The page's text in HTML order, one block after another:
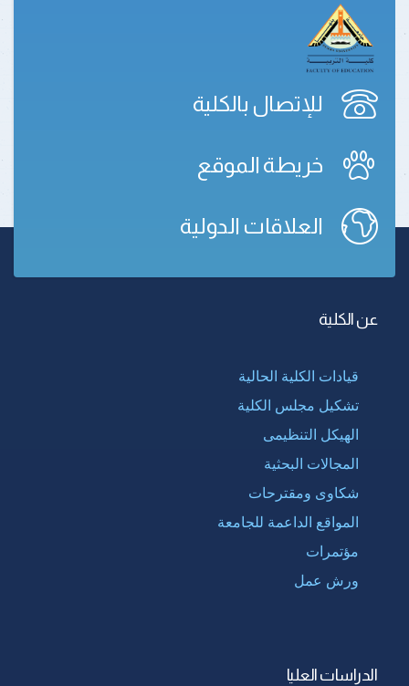
للإتصال بالكلية
خريطة الموقع
العلاقات الدولية
عن الكلية
قيادات الكلية الحالية
تشكيل مجلس الكلية
الهيكل التنظيمى
المجالات البحثية
شكاوى ومقترحات
المواقع الداعمة للجامعة
مؤتمرات
ورش عمل
الدراسات العليا